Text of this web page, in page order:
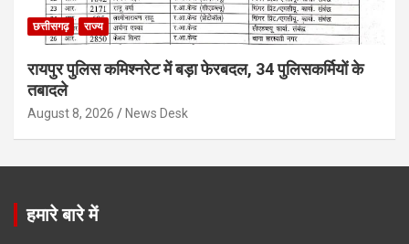
छत्तीसगढ़ राज्य
रायपुर पुलिस कमिश्नरेट में बड़ा फेरबदल, 34 पुलिसकर्मियों के
तबादले
August 8, 2026 News Desk
हमारे बारे में